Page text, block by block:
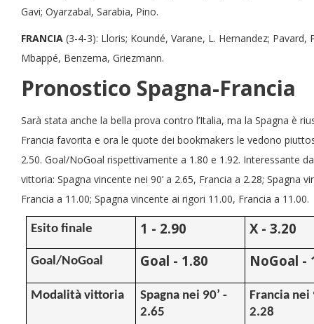
Gavi; Oyarzabal, Sarabia, Pino.
FRANCIA (3-4-3): Lloris; Koundé, Varane, L. Hernandez; Pavard,
Mbappé, Benzema, Griezmann.
Pronostico Spagna-Francia
Sarà stata anche la bella prova contro l’Italia, ma la Spagna è
Francia favorita e ora le quote dei bookmakers le vedono
2.50. Goal/NoGoal rispettivamente a 1.80 e 1.92. Interessante
vittoria: Spagna vincente nei 90’ a 2.65, Francia a 2.28; Spagna
Francia a 11.00; Spagna vincente ai rigori 11.00, Francia a 11.00.
Esito finale 1 - 2.90 X - 3.20
Goal/NoGoal Goal - 1.80 NoGoal -
Modalità vittoria Spagna nei 90’ -
2.65
Francia nei
2.28